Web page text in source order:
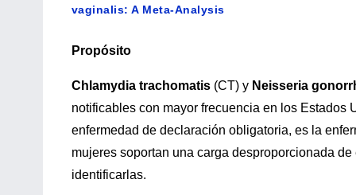
vaginalis: A Meta-Analysis
Propósito
Chlamydia trachomatis (CT) y Neisseria
notificables con mayor frecuencia en los Estados
enfermedad de declaración obligatoria, es la
mujeres soportan una carga desproporcionada
identificarlas.